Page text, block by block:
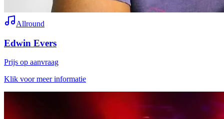
Allround
Edwin Evers
Prijs op aanvraag
Klik voor meer informatie